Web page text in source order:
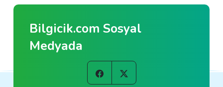
Bilgicik.com Sosyal
Medyada